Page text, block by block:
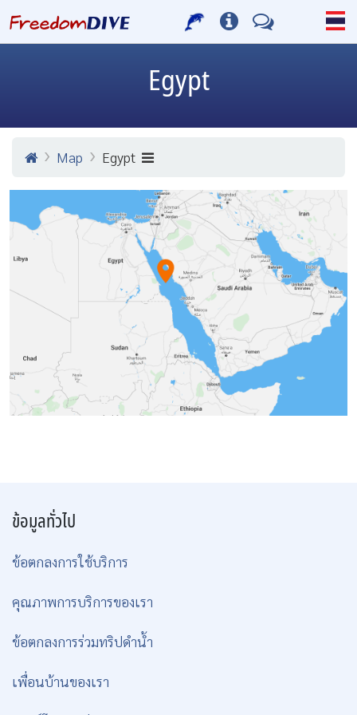
Egypt
Map Egypt
ข้อมูลทั่วไป
ข้อตกลงการใช้บริการ
คุณภาพการบริการของเรา
ข้อตกลงการร่วมทริปดำน้ำ
เพื่อนบ้านของเรา